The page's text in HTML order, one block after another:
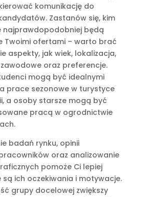
komunikację do
Zastanów się, kim
najprawdopodobniej będą
Twoimi ofertami – warto brać
aspekty, jak wiek, lokalizacja,
oraz preferencje.
mogą być idealnymi
prace sezonowe w turystyce
a osoby starsze mogą być
pracą w ogrodnictwie
badań rynku, opinii
oraz analizowanie
pomoże Ci lepiej
są ich oczekiwania i motywacje.
grupy docelowej zwiększy